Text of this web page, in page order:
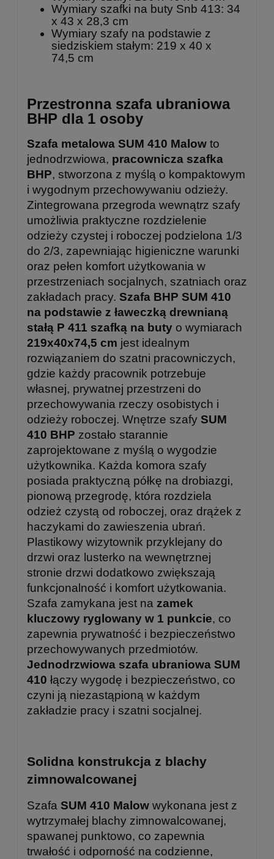
Wymiary szafki na buty Snb 413: 34
x 43 x 28,3 cm
Wymiary szafy na podstawie z
siedziskiem stałym: 219 x 40 x
74,5 cm
Przestronna szafa ubraniowa
BHP dla 1 osoby
Szafa metalowa SUM 410 Malow to
jednodrzwiowa, pracownicza szafka
BHP, stworzona z myślą o kompaktowym
i wygodnym przechowywaniu odzieży.
Zintegrowana przegroda wewnątrz szafy
umożliwia praktyczne rozdzielenie
odzieży czystej i roboczej podzielona 1/3
do 2/3, zapewniając higieniczne warunki
oraz pełen komfort użytkowania w
przestrzeniach socjalnych, szatniach oraz
zakładach pracy. Szafa BHP SUM 410
na podstawie z ławeczką drewnianą
stałą P 411 szafką na buty o wymiarach
219x40x74,5 cm jest idealnym
rozwiązaniem do szatni pracowniczych,
gdzie każdy pracownik potrzebuje
własnej, prywatnej przestrzeni do
przechowywania rzeczy osobistych i
odzieży roboczej. Wnętrze szafy SUM
410 BHP zostało starannie
zaprojektowane z myślą o wygodzie
użytkownika. Każda komora szafy
posiada praktyczną półkę na drobiazgi,
pionową przegrodę, która rozdziela
odzież czystą od roboczej, oraz drążek z
haczykami do zawieszenia ubrań.
Plastikowy wizytownik przyklejany do
drzwi oraz lusterko na wewnętrznej
stronie drzwi dodatkowo zwiększają
funkcjonalność i komfort użytkowania.
Szafa zamykana jest na zamek
kluczowy ryglowany w 1 punkcie, co
zapewnia prywatność i bezpieczeństwo
przechowywanych przedmiotów.
Jednodrzwiowa szafa ubraniowa SUM
410 łączy wygodę i bezpieczeństwo, co
czyni ją niezastąpioną w każdym
zakładzie pracy i szatni socjalnej.
Solidna konstrukcja z blachy
zimnowalcowanej
Szafa SUM 410 Malow wykonana jest z
wytrzymałej blachy zimnowalcowanej,
spawanej punktowo, co zapewnia
trwałość i odporność na codzienne,